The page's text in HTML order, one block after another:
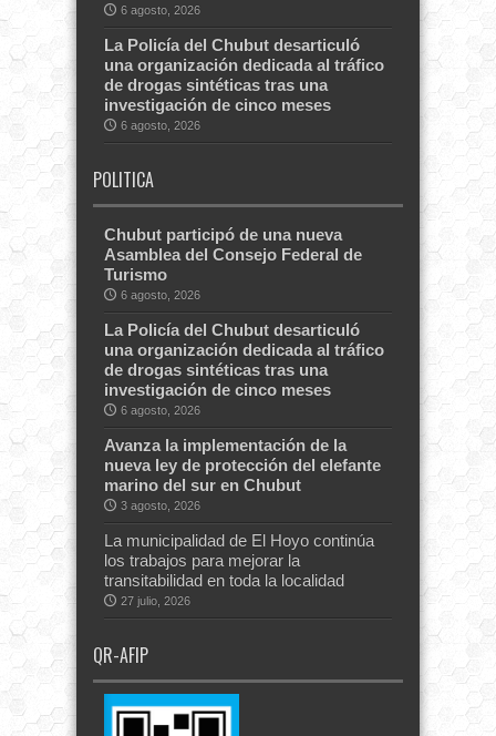
6 agosto, 2026
La Policía del Chubut desarticuló
una organización dedicada al tráfico
de drogas sintéticas tras una
investigación de cinco meses
6 agosto, 2026
POLITICA
Chubut participó de una nueva
Asamblea del Consejo Federal de
Turismo
6 agosto, 2026
La Policía del Chubut desarticuló
una organización dedicada al tráfico
de drogas sintéticas tras una
investigación de cinco meses
6 agosto, 2026
Avanza la implementación de la
nueva ley de protección del elefante
marino del sur en Chubut
3 agosto, 2026
La municipalidad de El Hoyo continúa
los trabajos para mejorar la
transitabilidad en toda la localidad
27 julio, 2026
QR-AFIP